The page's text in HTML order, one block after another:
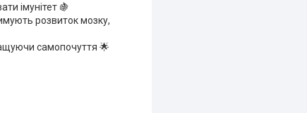
імунітет 🍇
розвиток мозку,
самопочуття 🌟